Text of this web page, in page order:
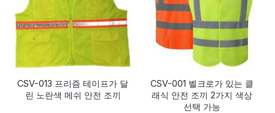
CSV-013 프리즘 테이프가 달
린 노란색 메쉬 안전 조끼
CSV-001 벨크로가 있는 클
래식 안전 조끼 2가지 색상
선택 가능